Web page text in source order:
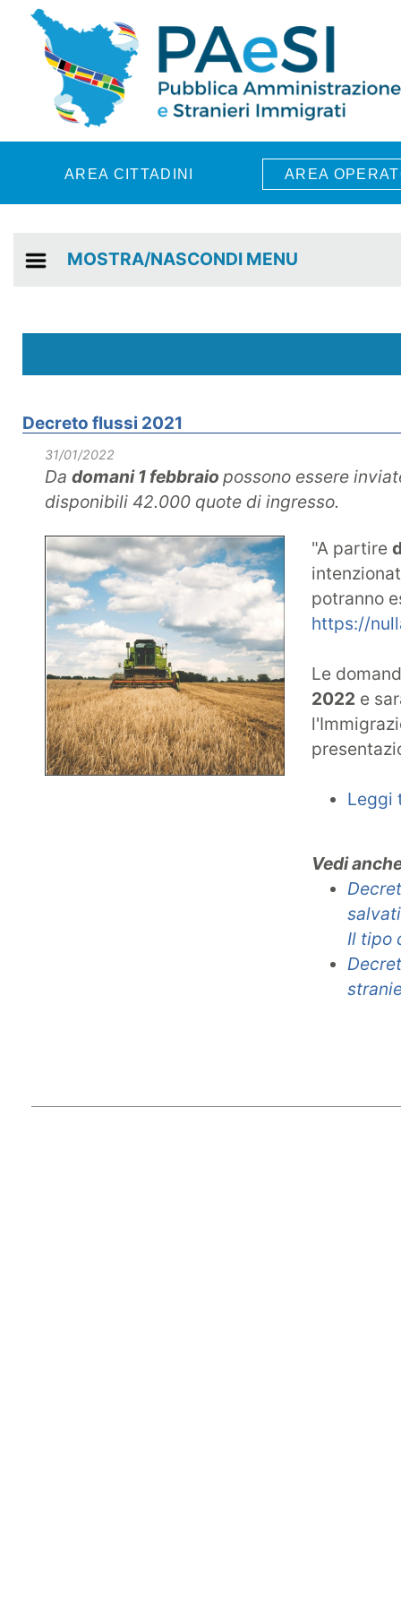
Skip to main content
AREA CITTADINI AREA
MOSTRA/NASCONDI MENU
Decreto flussi 2021
31/01/2022
Da domani 1 febbraio possono essere
disponibili 42.000 quote di ingresso.
"A partire
potranno
https://
Le
2022 e
Leggi
Vedi
Il tipo